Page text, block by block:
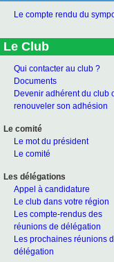
Le compte rendu du
Le Club
Qui contacter au club ?
Documents
Devenir adhérent du club
renouveler son adhésion
Le comité
Le mot du président
Le comité
Les délégations
Appel à candidature
Le club dans votre région
Les compte-rendus des
réunions de délégation
Les prochaines réunions
délégation